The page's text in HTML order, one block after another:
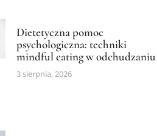
Dietetyczna pomoc
psychologiczna: techniki
mindful eating w odchudzaniu
3 sierpnia, 2026